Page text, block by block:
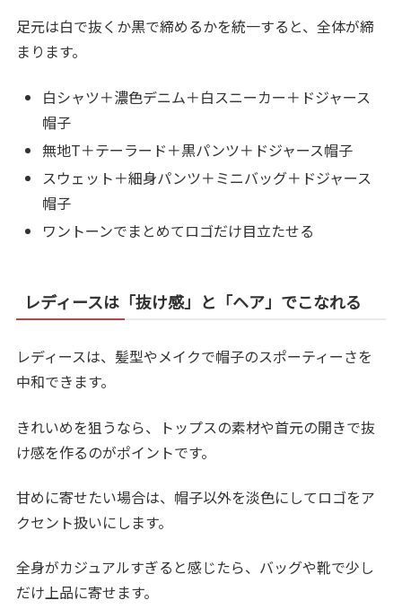
足元は白で抜くか黒で締めるかを統一すると、全体が締
まります。
白シャツ＋濃色デニム＋白スニーカー＋ドジャース
帽子
無地T＋テーラード＋黒パンツ＋ドジャース帽子
スウェット＋細身パンツ＋ミニバッグ＋ドジャース
帽子
ワントーンでまとめてロゴだけ目立たせる
レディースは「抜け感」と「ヘア」でこなれる
レディースは、髪型やメイクで帽子のスポーティーさを
中和できます。
きれいめを狙うなら、トップスの素材や首元の開きで抜
け感を作るのがポイントです。
甘めに寄せたい場合は、帽子以外を淡色にしてロゴをア
クセント扱いにします。
全身がカジュアルすぎると感じたら、バッグや靴で少し
だけ上品に寄せます。